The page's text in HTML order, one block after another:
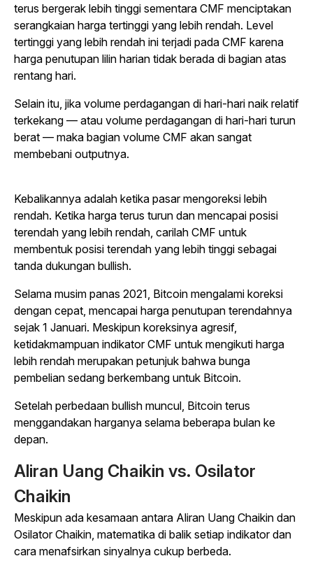
terus bergerak lebih tinggi sementara CMF menciptakan
serangkaian harga tertinggi yang lebih rendah. Level
tertinggi yang lebih rendah ini terjadi pada CMF karena
harga penutupan lilin harian tidak berada di bagian atas
rentang hari.
Selain itu, jika volume perdagangan di hari-hari naik relatif
terkekang — atau volume perdagangan di hari-hari turun
berat — maka bagian volume CMF akan sangat
membebani outputnya.
Kebalikannya adalah ketika pasar mengoreksi lebih
rendah. Ketika harga terus turun dan mencapai posisi
terendah yang lebih rendah, carilah CMF untuk
membentuk posisi terendah yang lebih tinggi sebagai
tanda dukungan bullish.
Selama musim panas 2021, Bitcoin mengalami koreksi
dengan cepat, mencapai harga penutupan terendahnya
sejak 1 Januari. Meskipun koreksinya agresif,
ketidakmampuan indikator CMF untuk mengikuti harga
lebih rendah merupakan petunjuk bahwa bunga
pembelian sedang berkembang untuk Bitcoin.
Setelah perbedaan bullish muncul, Bitcoin terus
menggandakan harganya selama beberapa bulan ke
depan.
Aliran Uang Chaikin vs. Osilator
Chaikin
Meskipun ada kesamaan antara Aliran Uang Chaikin dan
Osilator Chaikin, matematika di balik setiap indikator dan
cara menafsirkan sinyalnya cukup berbeda.